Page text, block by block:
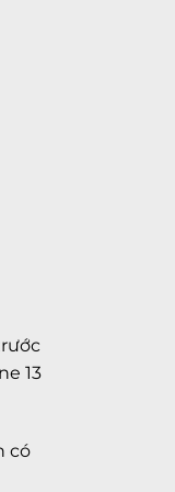
13
có